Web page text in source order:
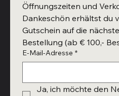
Öffnungszeiten und
Dankeschön erhältst du
Gutschein auf die
Bestellung (ab € 100,-
E-Mail-Adresse *
Ja, ich möchte den